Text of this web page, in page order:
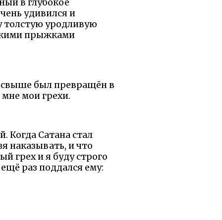
в глубокое
удивился и
толстую уродливую
прыжками
свыше был превращён в
мои грехи.
Когда Сатана стал
наказывать, и что
грех и я буду строго
раз поддался ему: